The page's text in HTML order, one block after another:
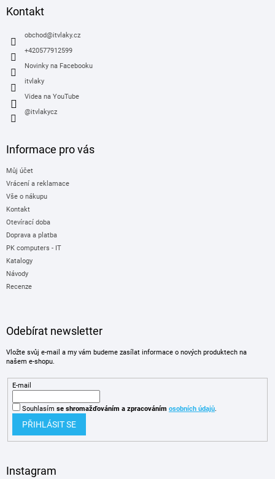
Kontakt
obchod@itvlaky.cz
+420577912599
Novinky na Facebooku
itvlaky
Videa na YouTube
@itvlakycz
Informace pro vás
Můj účet
Vrácení a reklamace
Vše o nákupu
Kontakt
Otevírací doba
Doprava a platba
PK computers - IT
Katalogy
Návody
Recenze
Odebírat newsletter
Vložte svůj e-mail a my vám budeme zasílat informace o nových produktech na
našem e-shopu.
E-mail
Souhlasím se shromažďováním a zpracováním osobních údajů.
PŘIHLÁSIT SE
Instagram